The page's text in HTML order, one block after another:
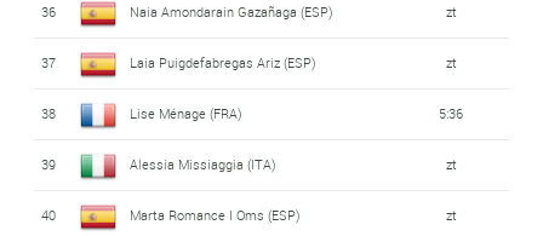
36 Naia Amondarain Gazañaga (ESP) zt
37 Laia Puigdefabregas Ariz (ESP) zt
38 Lise Ménage (FRA) 5:36
39 Alessia Missiaggia (ITA) zt
40 Marta Romance I Oms (ESP) zt